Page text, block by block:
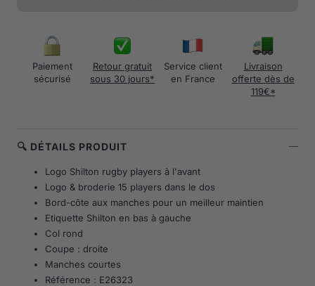
Paiement
sécurisé
Retour gratuit
sous 30 jours*
Service client
en France
Livraison
offerte dès de
119€*
🔍 DÉTAILS PRODUIT
Logo Shilton rugby players à l'avant
Logo & broderie 15 players dans le dos
Bord-côte aux manches pour un meilleur maintien
Etiquette Shilton en bas à gauche
Col rond
Coupe : droite
Manches courtes
Référence : E26323